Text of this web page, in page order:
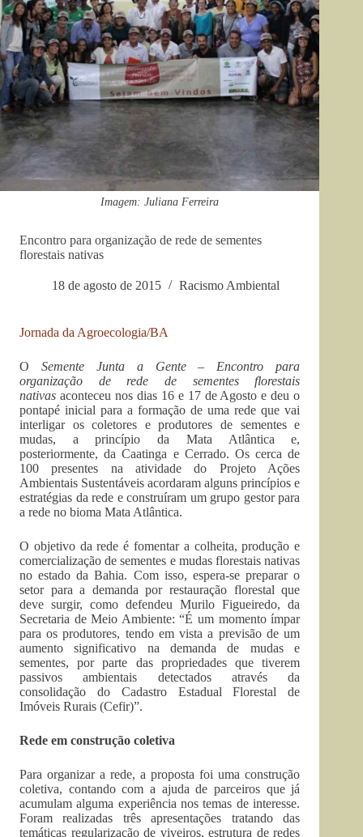
Imagem: Juliana Ferreira
Encontro para organização de rede de sementes
florestais nativas
18 de agosto de 2015 Racismo Ambiental
Jornada da Agroecologia/BA
O Semente Junta a Gente – Encontro para
organização de rede de sementes florestais
nativas aconteceu nos dias 16 e 17 de Agosto e deu o
pontapé inicial para a formação de uma rede que vai
interligar os coletores e produtores de sementes e
mudas, a princípio da Mata Atlântica e,
posteriormente, da Caatinga e Cerrado. Os cerca de
100 presentes na atividade do Projeto Ações
Ambientais Sustentáveis acordaram alguns princípios e
estratégias da rede e construíram um grupo gestor para
a rede no bioma Mata Atlântica.
O objetivo da rede é fomentar a colheita, produção e
comercialização de sementes e mudas florestais nativas
no estado da Bahia. Com isso, espera-se preparar o
setor para a demanda por restauração florestal que
deve surgir, como defendeu Murilo Figueiredo, da
Secretaria de Meio Ambiente: “É um momento ímpar
para os produtores, tendo em vista a previsão de um
aumento significativo na demanda de mudas e
sementes, por parte das propriedades que tiverem
passivos ambientais detectados através da
consolidação do Cadastro Estadual Florestal de
Imóveis Rurais (Cefir)”.
Rede em construção coletiva
Para organizar a rede, a proposta foi uma construção
coletiva, contando com a ajuda de parceiros que já
acumulam alguma experiência nos temas de interesse.
Foram realizadas três apresentações tratando das
temáticas regularização de viveiros, estrutura de redes